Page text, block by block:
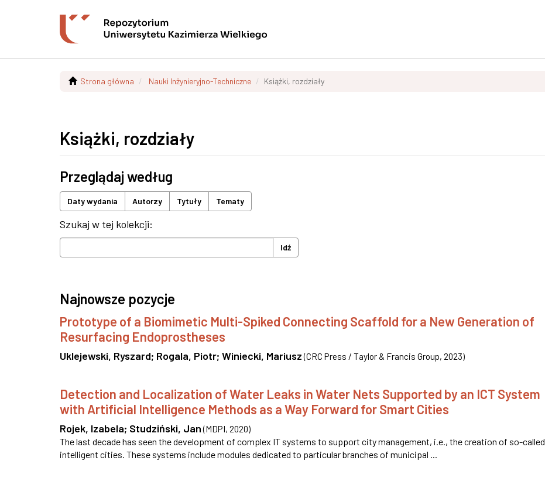
Strona główna Nauki Inżynieryjno-Techniczne Książki, rozdziały
Książki, rozdziały
Przeglądaj według
Daty wydania Autorzy Tytuły Tematy
Szukaj w tej kolekcji:
Idź
Najnowsze pozycje
Prototype of a Biomimetic Multi-Spiked Connecting Scaffold for a New Generation of
Resurfacing Endoprostheses
Uklejewski, Ryszard; Rogala, Piotr; Winiecki, Mariusz (CRC Press / Taylor & Francis Group, 2023)
Detection and Localization of Water Leaks in Water Nets Supported by an ICT System
with Artificial Intelligence Methods as a Way Forward for Smart Cities
Rojek, Izabela; Studziński, Jan (MDPI, 2020)
The last decade has seen the development of complex IT systems to support city management, i.e., the creation of so-called
intelligent cities. These systems include modules dedicated to particular branches of municipal ...